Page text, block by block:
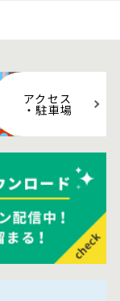
アクセス
・駐車場